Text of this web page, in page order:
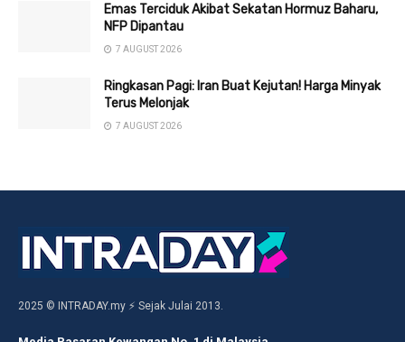
Emas Terciduk Akibat Sekatan Hormuz Baharu,
NFP Dipantau
7 AUGUST 2026
Ringkasan Pagi: Iran Buat Kejutan! Harga Minyak
Terus Melonjak
7 AUGUST 2026
2025 © INTRADAY.my ⚡ Sejak Julai 2013.